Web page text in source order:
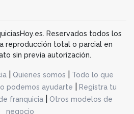
Reservados todos los
reproducción total o parcial en
sin previa autorización.
Quienes somos
Todo lo que
podemos ayudarte
Registra tu
franquicia|
Otros modelos de
negocio